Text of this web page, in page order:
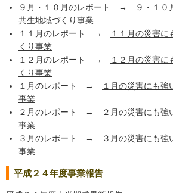
９月・１０月のレポート →
９・１０
共生地域づくり事業
１１月のレポート →
１１月の災害
くり事業
１２月のレポート →
１２月の災害
くり事業
１月のレポート →
１月の災害にも強
事業
２月のレポート →
２月の災害にも強
事業
３月のレポート →
３月の災害にも強
事業
平成２４年度事業報告